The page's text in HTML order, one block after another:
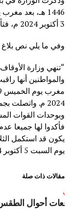
3 أكتوبر 2024 م، فتأكد لها عدم ثبوت رؤيته.
وفي ما يلي نص بلاغ
“تنهي وزارة
2024 م. واتصلت
وبوحدات القوات
فأكدوا لها جميعا
يكون قد استكمل
يوم السبت 5 أكتوبر 2024 م.
مقالات ذات صلة
أحوال الطقس